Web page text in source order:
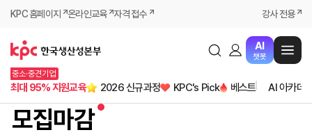
KPC 홈페이지 온라인교육 자격 접수 강사 전용
AI
챗봇
중소·중견기업
최대 95% 지원교육 2026 신규과정 KPC's Pick 베스트 AI 아카데
모집마감